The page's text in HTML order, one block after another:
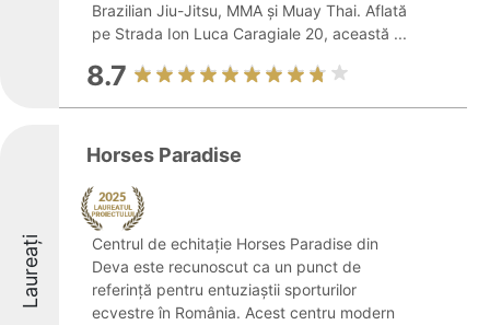
Brazilian Jiu-Jitsu, MMA și Muay Thai. Aflată
pe Strada Ion Luca Caragiale 20, această ...
8.7
Laureați
Horses Paradise
Centrul de echitație Horses Paradise din
Deva este recunoscut ca un punct de
referință pentru entuziaștii sporturilor
ecvestre în România. Acest centru modern